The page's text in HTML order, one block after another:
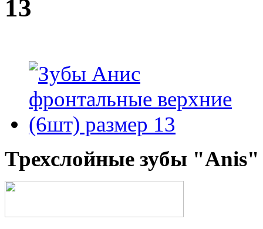
13
Трехслойные зубы "Anis"